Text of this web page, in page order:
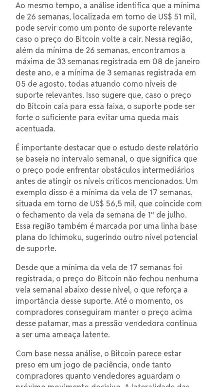
Ao mesmo tempo, a análise identifica que a mínima
de 26 semanas, localizada em torno de US$ 51 mil,
pode servir como um ponto de suporte relevante
caso o preço do Bitcoin volte a cair. Nessa região,
além da mínima de 26 semanas, encontramos a
máxima de 33 semanas registrada em 08 de janeiro
deste ano, e a mínima de 3 semanas registrada em
05 de agosto, todas atuando como níveis de
suporte relevantes. Isso sugere que, caso o preço
do Bitcoin caia para essa faixa, o suporte pode ser
forte o suficiente para evitar uma queda mais
acentuada.
É importante destacar que o estudo deste relatório
se baseia no intervalo semanal, o que significa que
o preço pode enfrentar obstáculos intermediários
antes de atingir os níveis críticos mencionados. Um
exemplo disso é a mínima da vela de 17 semanas,
situada em torno de US$ 56,5 mil, que coincide com
o fechamento da vela da semana de 1º de julho.
Essa região também é marcada por uma linha base
plana do Ichimoku, sugerindo outro nível potencial
de suporte.
Desde que a mínima da vela de 17 semanas foi
registrada, o preço do Bitcoin não fechou nenhuma
vela semanal abaixo desse nível, o que reforça a
importância desse suporte. Até o momento, os
compradores conseguiram manter o preço acima
desse patamar, mas a pressão vendedora continua
a ser uma ameaça latente.
Com base nessa análise, o Bitcoin parece estar
preso em um jogo de paciência, onde tanto
compradores quanto vendedores aguardam o